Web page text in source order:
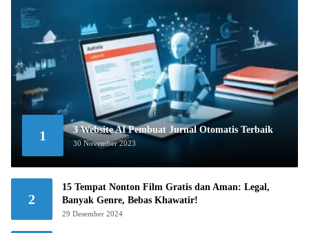
1 3 Website AI Pembuat Jurnal Otomatis Terbaik
30 November 2023
2
15 Tempat Nonton Film Gratis dan Aman: Legal,
Banyak Genre, Bebas Khawatir!
29 Desember 2024